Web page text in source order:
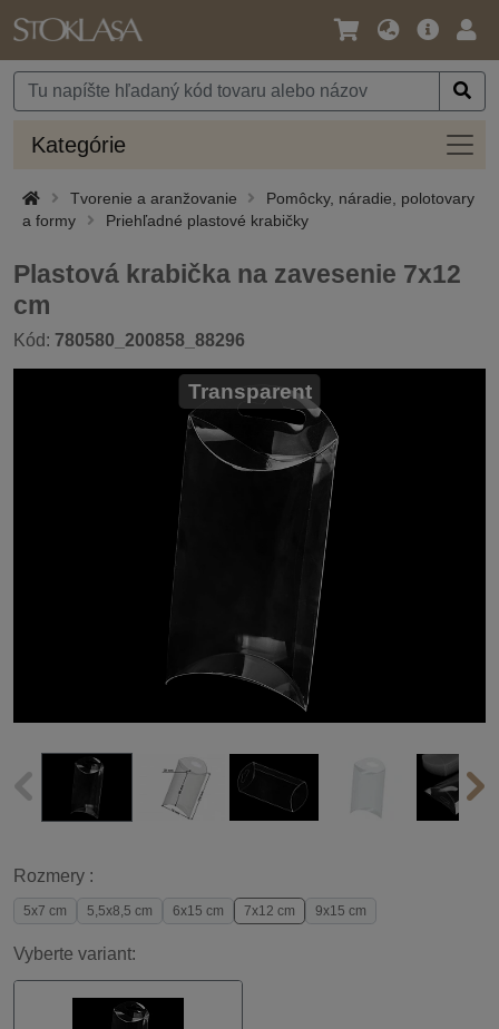
Jazyk
Mena
Hlavná
Kategórie
Tvorenie a aranžovanie
Pomôcky, náradie, polotovary
a formy
Priehľadné plastové krabičky
Plastová krabička na zavesenie 7x12
cm
Kód: 780580_200858_88296
Transparent
Rozmery :
5x7 cm 5,5x8,5 cm 6x15 cm 7x12 cm 9x15 cm
Vyberte variant: